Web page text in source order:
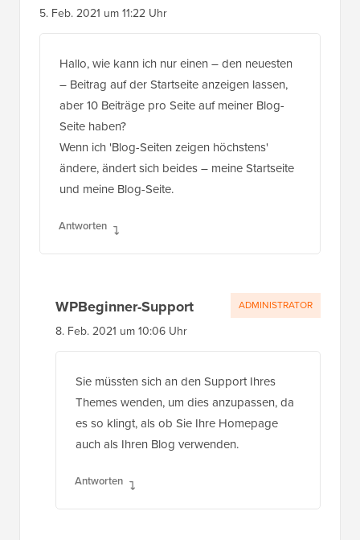
5. Feb. 2021 um 11:22 Uhr
Hallo, wie kann ich nur einen – den neuesten
– Beitrag auf der Startseite anzeigen lassen,
aber 10 Beiträge pro Seite auf meiner Blog-
Seite haben?
Wenn ich 'Blog-Seiten zeigen höchstens'
ändere, ändert sich beides – meine Startseite
und meine Blog-Seite.
Antworten
WPBeginner-Support
8. Feb. 2021 um 10:06 Uhr
Sie müssten sich an den Support Ihres
Themes wenden, um dies anzupassen, da
es so klingt, als ob Sie Ihre Homepage
auch als Ihren Blog verwenden.
Antworten
ADMINISTRATOR